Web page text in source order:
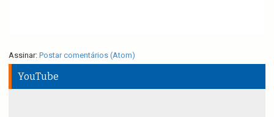
Assinar: Postar comentários (Atom)
YouTube